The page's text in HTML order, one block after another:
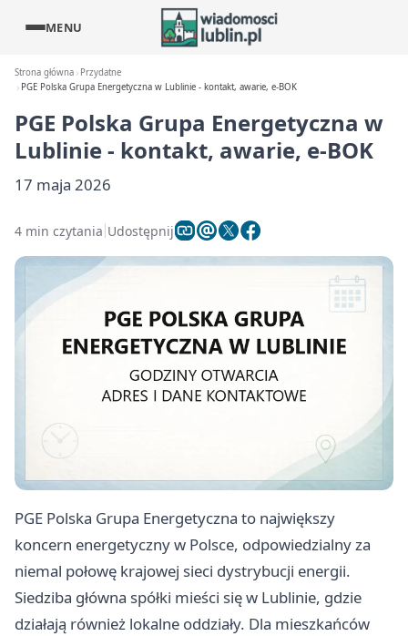
MENU
Strona główna
Przydatne
PGE Polska Grupa Energetyczna w Lublinie - kontakt, awarie, e-BOK
PGE Polska Grupa Energetyczna w
Lublinie - kontakt, awarie, e-BOK
17 maja 2026
4 min czytania Udostępnij
PGE Polska Grupa Energetyczna to największy
koncern energetyczny w Polsce, odpowiedzialny za
niemal połowę krajowej sieci dystrybucji energii.
Siedziba główna spółki mieści się w Lublinie, gdzie
działają również lokalne oddziały. Dla mieszkańców